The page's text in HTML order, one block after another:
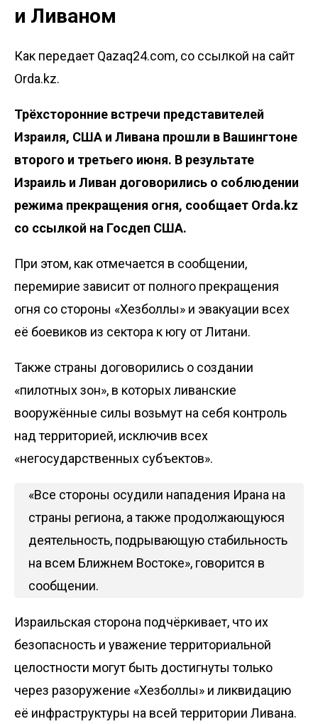
и Ливаном
Как передает Qazaq24.com, со ссылкой на сайт
Orda.kz.
Трёхсторонние встречи представителей
Израиля, США и Ливана прошли в Вашингтоне
второго и третьего июня. В результате
Израиль и Ливан договорились о соблюдении
режима прекращения огня, сообщает Orda.kz
со ссылкой на Госдеп США.
При этом, как отмечается в сообщении,
перемирие зависит от полного прекращения
огня со стороны «Хезболлы» и эвакуации всех
её боевиков из сектора к югу от Литани.
Также страны договорились о создании
«пилотных зон», в которых ливанские
вооружённые силы возьмут на себя контроль
над территорией, исключив всех
«негосударственных субъектов».
«Все стороны осудили нападения Ирана на
страны региона, а также продолжающуюся
деятельность, подрывающую стабильность
на всем Ближнем Востоке», говорится в
сообщении.
Израильская сторона подчёркивает, что их
безопасность и уважение территориальной
целостности могут быть достигнуты только
через разоружение «Хезболлы» и ликвидацию
её инфраструктуры на всей территории Ливана.